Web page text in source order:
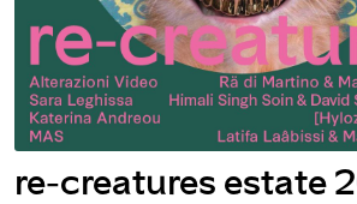
re-creatures estate